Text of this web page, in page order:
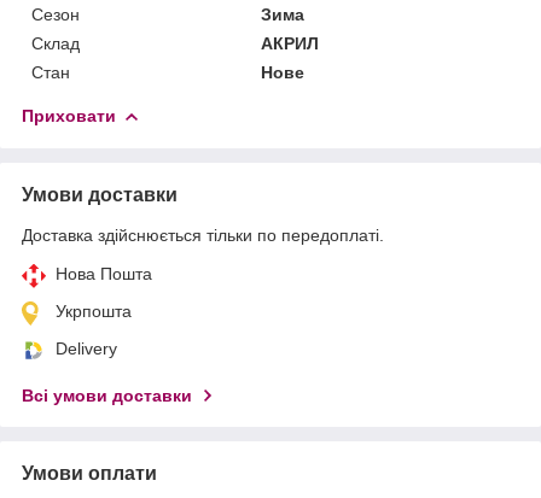
Сезон
Зима
Склад
АКРИЛ
Стан
Нове
Приховати
Умови доставки
Доставка здійснюється тільки по передоплаті.
Нова Пошта
Укрпошта
Delivery
Всі умови доставки
Умови оплати